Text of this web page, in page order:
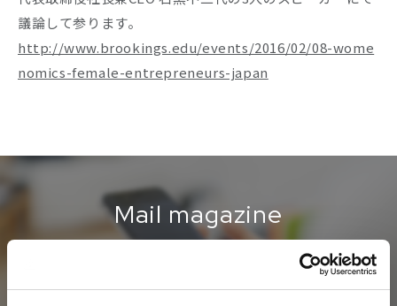
議論して参ります。
http://www.brookings.edu/events/2016/02/08-wome
nomics-female-entrepreneurs-japan
Mail magazine
ネットイヤーグループの最新情報を